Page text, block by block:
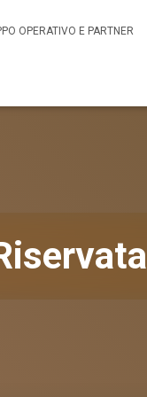
OPERATIVO E PARTNER